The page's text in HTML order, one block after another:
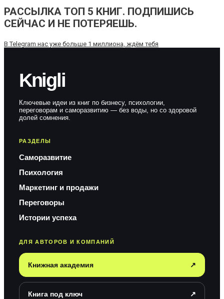
РАССЫЛКА ТОП 5 КНИГ. ПОДПИШИСЬ
СЕЙЧАС И НЕ ПОТЕРЯЕШЬ.
В Telegram нас уже больше 1 миллиона, ждём тебя
Knigli
Ключевые идеи из книг по бизнесу, психологии,
переговорам и саморазвитию — без воды, но со здоровой
долей сомнения.
РАЗДЕЛЫ
Саморазвитие
Психология
Маркетинг и продажи
Переговоры
Истории успеха
ДЛЯ АВТОРОВ И КОМПАНИЙ
Книжная академия ↗
Книга под ключ ↗